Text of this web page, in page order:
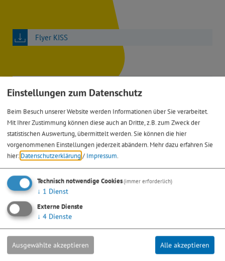
Flyer KISS
Kiss Roth-Schwabach, Kontakt- und
Informationsstelle Selbsthilfe
Sandgasse 5
91154 Roth
Einstellungen zum Datenschutz
Beim Besuch unserer Website werden Informationen über Sie verarbeitet.
Mit Ihrer Zustimmung können diese auch an Dritte, z.B. zum Zweck der
statistischen Auswertung, übermittelt werden. Sie können die hier
vorgenommenen Einstellungen jederzeit abändern. Mehr dazu erfahren Sie
hier: Datenschutzerklärung / Impressum.
Technisch notwendige Cookies(immer erforderlich)
↓ 1 Dienst
Externe Dienste
↓ 4 Dienste
Ausgewählte akzeptieren Alle akzeptieren